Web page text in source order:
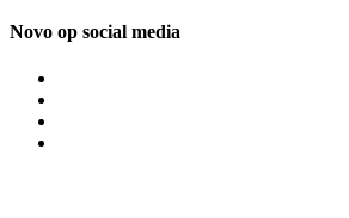
Novo op social media